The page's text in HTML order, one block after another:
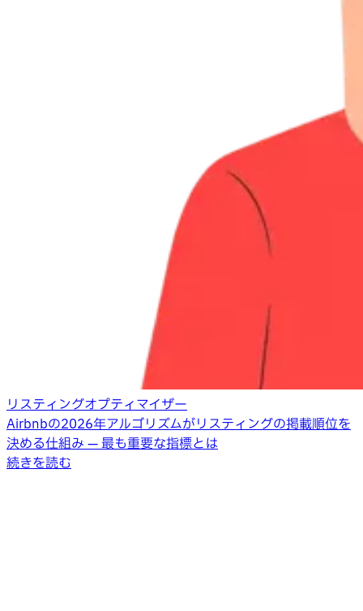
リスティングオプティマイザー
Airbnbの2026年アルゴリズムがリスティングの掲載順位を
決める仕組み — 最も重要な指標とは
続きを読む